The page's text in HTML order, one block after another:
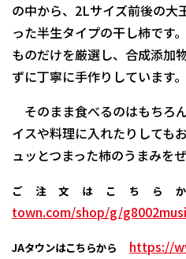
の中から、2Lサイズ前後の大
った半生タイプの干し柿です
ものだけを厳選し、合成添加
ずに丁寧に手作りしています。
そのまま食べるのはもちろ
イスや料理に入れたりしても
ュッとつまった柿のうまみを
ご注文はこちら
town.com/shop/g/
JAタウンはこちらから
https://